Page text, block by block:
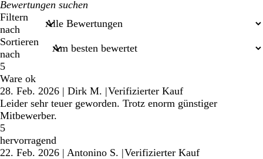
Meine
Sucheingaben
Filtern
nach
Sortieren
nach
5
Ware ok
28. Feb. 2026 | Dirk M. |Verifizierter Kauf
Leider sehr teuer geworden. Trotz enorm günstiger
Mitbewerber.
5
hervorragend
22. Feb. 2026 | Antonino S. |Verifizierter Kauf